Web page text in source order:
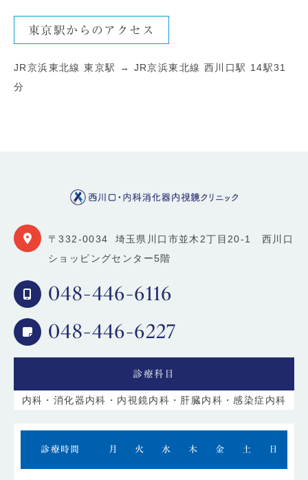
東京駅からのアクセス
JR京浜東北線 東京駅 → JR京浜東北線 西川口駅 14駅31
分
〒332-0034
埼玉県川口市並木2丁目20-1 西川口
ショッピングセンター5階
048-446-6116
048-446-6227
診療科目
内科・消化器内科・内視鏡内科・肝臓内科・感染症内科
診療時間 月 火 水 木 金 土 日